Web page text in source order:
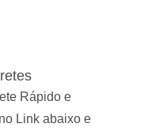
Rápido e
Link abaixo e